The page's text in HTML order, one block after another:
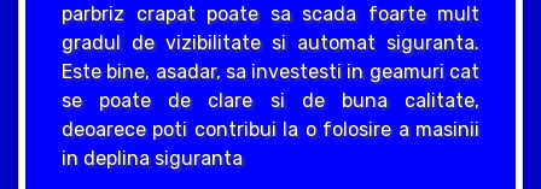
parbriz crapat poate sa scada foarte mult
gradul de vizibilitate si automat siguranta.
Este bine, asadar, sa investesti in geamuri cat
se poate de clare si de buna calitate,
deoarece poti contribui la o folosire a masinii
in deplina siguranta